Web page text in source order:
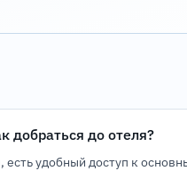
добраться до отеля?
удобный доступ к